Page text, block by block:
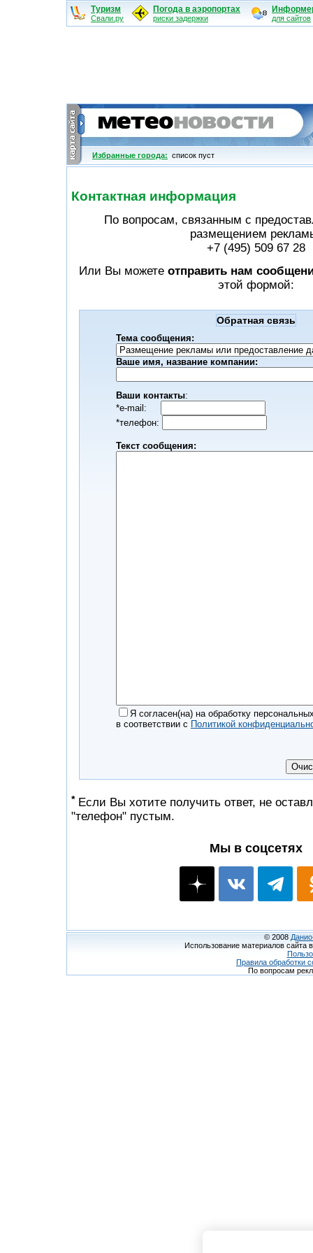
Туризм
Свали.ру
Погода в аэропортах
риски задержки для сайтов
Избранные города: cписок пуст
Контактная информация
По вопросам, связанным с
размещением
+7 (495) 509 67 28
Или Вы можете отправить нам
этой формой:
Обратная связь
Тема сообщения:
Ваше имя, название компании:
Ваши контакты:
*е-mail:
*телефон:
Текст сообщения:
Я согласен(на) на обработку
в соответствии с Политикой
*Если Вы хотите получить ответ, не
"телефон" пустым.
Мы в соцсетях
© 2008
Использование материалов сайта
Правила обработки
По вопросам